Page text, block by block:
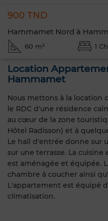
900 TND
Hammamet Nord à
60 m² 1
Location
Hammamet
Nous mettons à la location
le RDC d'une résidence
au cœur de la zone
Hôtel Radisson) et à
Le hall d'entrée donne sur
sur une terrasse. La cuisine
est aménagée et équipée.
chambre à coucher ainsi
L'appartement est équipé
climatisation.